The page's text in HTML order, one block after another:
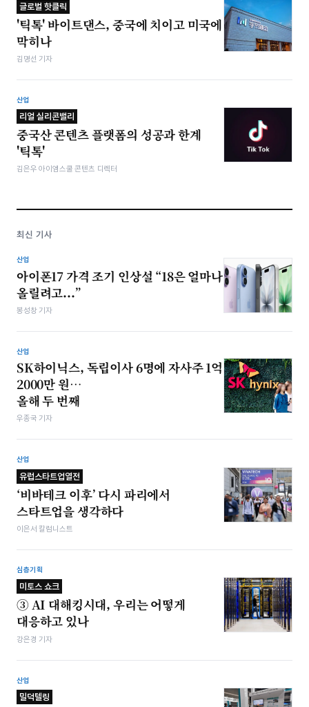
글로벌 핫클릭
'틱톡' 바이트댄스, 중국에 치이고 미국에
막히나
김명선 기자
산업
리얼 실리콘밸리
중국산 콘텐츠 플랫폼의 성공과 한계
'틱톡'
김은우 아이엠스쿨 콘텐츠 디렉터
최신 기사
산업
아이폰17 가격 조기 인상설 “18은 얼마나
올릴려고...”
봉성창 기자
산업
SK하이닉스, 독립이사 6명에 자사주 1억
2000만 원…
올해 두 번째
우종국 기자
산업
유럽스타트업열전
‘비바테크 이후’ 다시 파리에서
스타트업을 생각하다
이은서 칼럼니스트
심층기획
미토스 쇼크
③ AI 대해킹시대, 우리는 어떻게
대응하고 있나
강은경 기자
산업
밀덕텔링